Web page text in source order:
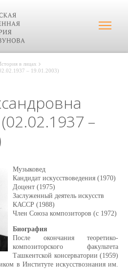
в лицах
– 19.01.2003)
–
Музыковед
Кандидат искусствоведения (1970)
Доцент (1975)
Заслуженный деятель искусств
КАССР (1988)
Член Союза композиторов (с 1972)
Биография
После окончания теоретико-
композиторского факультета
Ташкентской консерватории (1959)
в Институте искусствознания им.